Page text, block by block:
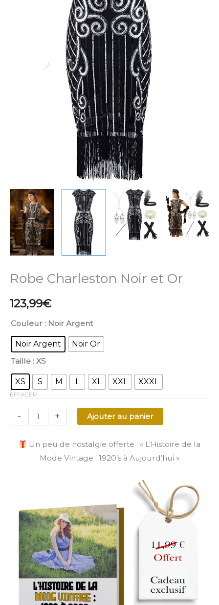
Robe Charleston Noir et Or
123,99€
Couleur : Noir Argent
Noir Argent
Noir Or
Taille : XS
XS S M L XL XXL XXXL
EFFACER
- + Ajouter au panier
Un peu de nostalgie offerte : « L’Histoire de la
Mode Vintage : 1920’s à Aujourd’hui »